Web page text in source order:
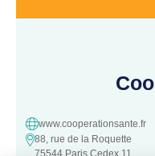
www.cooperationsante.fr
88, rue de la Roquette
75544 Paris Cedex 11